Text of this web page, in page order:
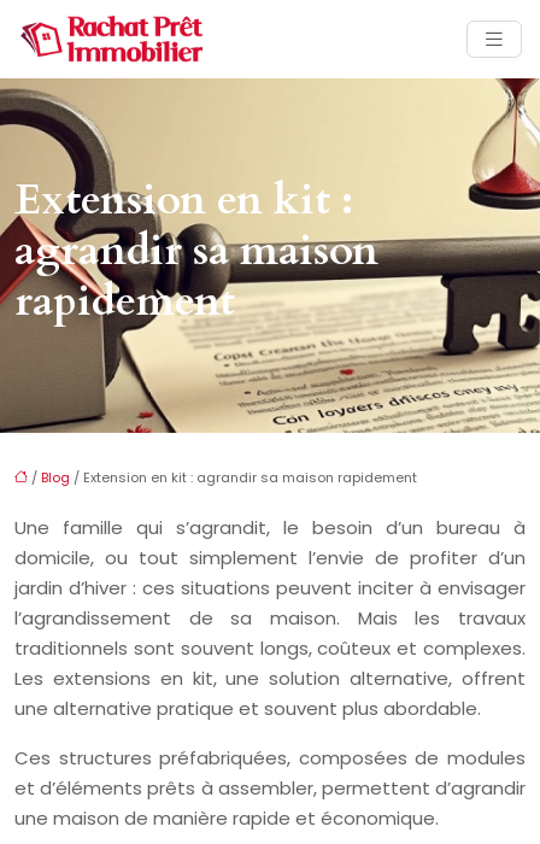
Extension en kit :
agrandir sa maison
rapidement
/ Blog / Extension en kit : agrandir sa maison rapidement
Une famille qui s’agrandit, le besoin d’un bureau à
domicile, ou tout simplement l’envie de profiter d’un
jardin d’hiver : ces situations peuvent inciter à envisager
l’agrandissement de sa maison. Mais les travaux
traditionnels sont souvent longs, coûteux et complexes.
Les extensions en kit, une solution alternative, offrent
une alternative pratique et souvent plus abordable.
Ces structures préfabriquées, composées de modules
et d’éléments prêts à assembler, permettent d’agrandir
une maison de manière rapide et économique.